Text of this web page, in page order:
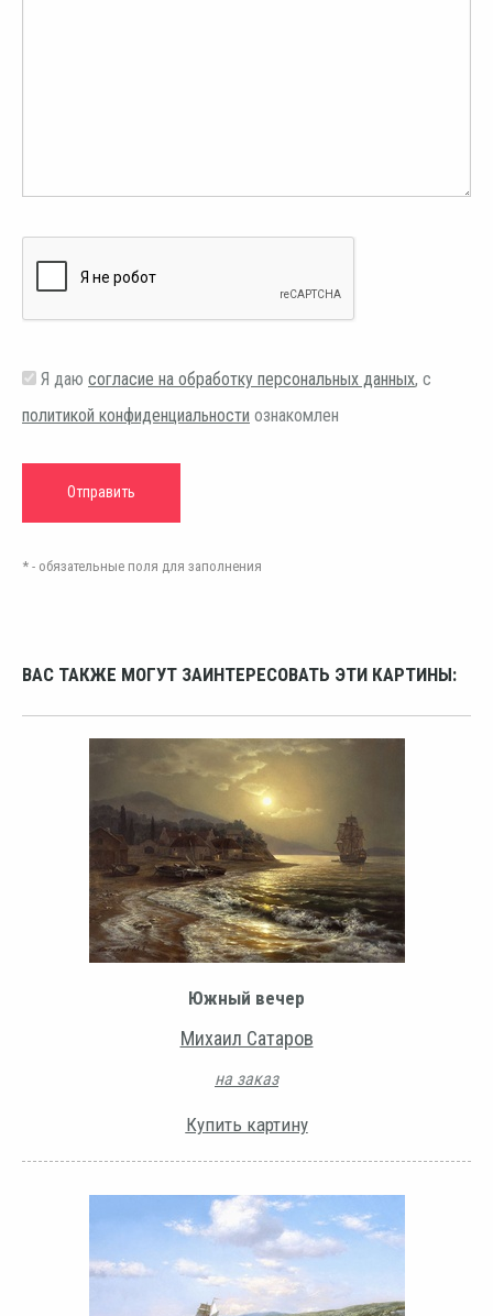
Я даю согласие на обработку персональных данных, с
политикой конфиденциальности ознакомлен
* - обязательные поля для заполнения
ВАС ТАКЖЕ МОГУТ ЗАИНТЕРЕСОВАТЬ ЭТИ КАРТИНЫ:
Южный вечер
Михаил Сатаров
на заказ
Купить картину